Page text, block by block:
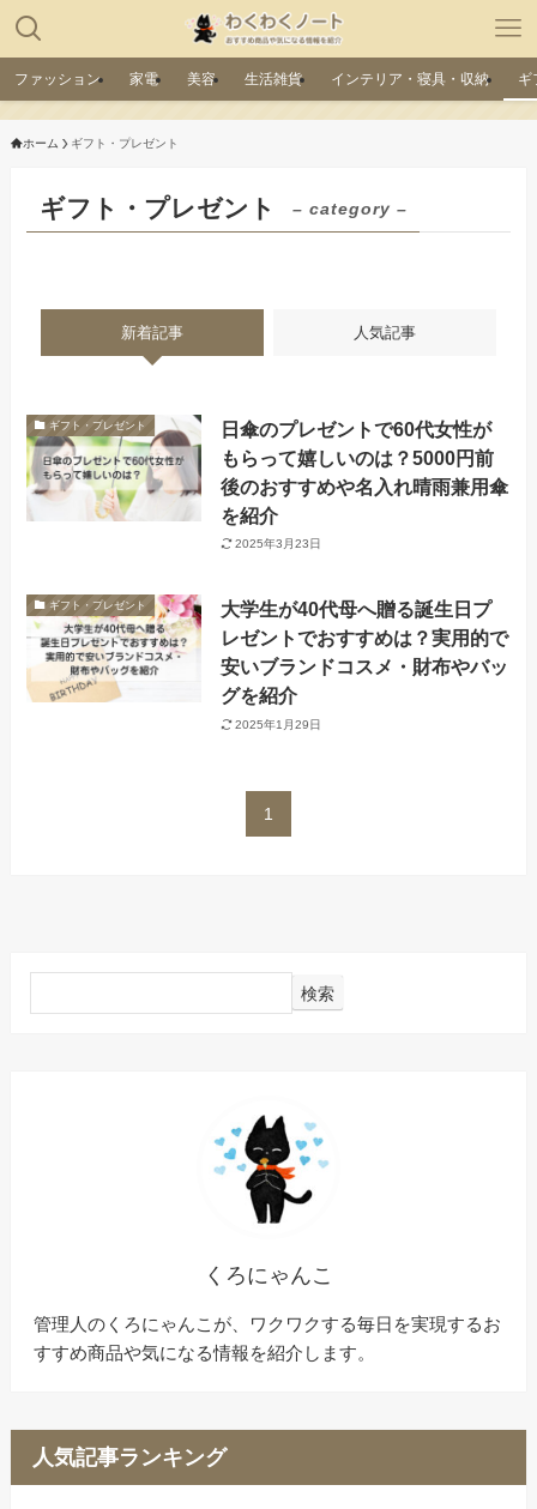
ファッション 家電 美容 生活雑貨 インテリア・寝具・収納 ギ
ホーム ギフト・プレゼント
ギフト・プレゼント – category –
新着記事 人気記事
ギフト・プレゼント
日傘のプレゼントで60代女性が
もらって嬉しいのは？5000円前
後のおすすめや名入れ晴雨兼用傘
を紹介
2025年3月23日
ギフト・プレゼント
大学生が40代母へ贈る誕生日プ
レゼントでおすすめは？実用的で
安いブランドコスメ・財布やバッ
グを紹介
2025年1月29日
1
検索
くろにゃんこ
管理人のくろにゃんこが、ワクワクする毎日を実現するお
すすめ商品や気になる情報を紹介します。
人気記事ランキング